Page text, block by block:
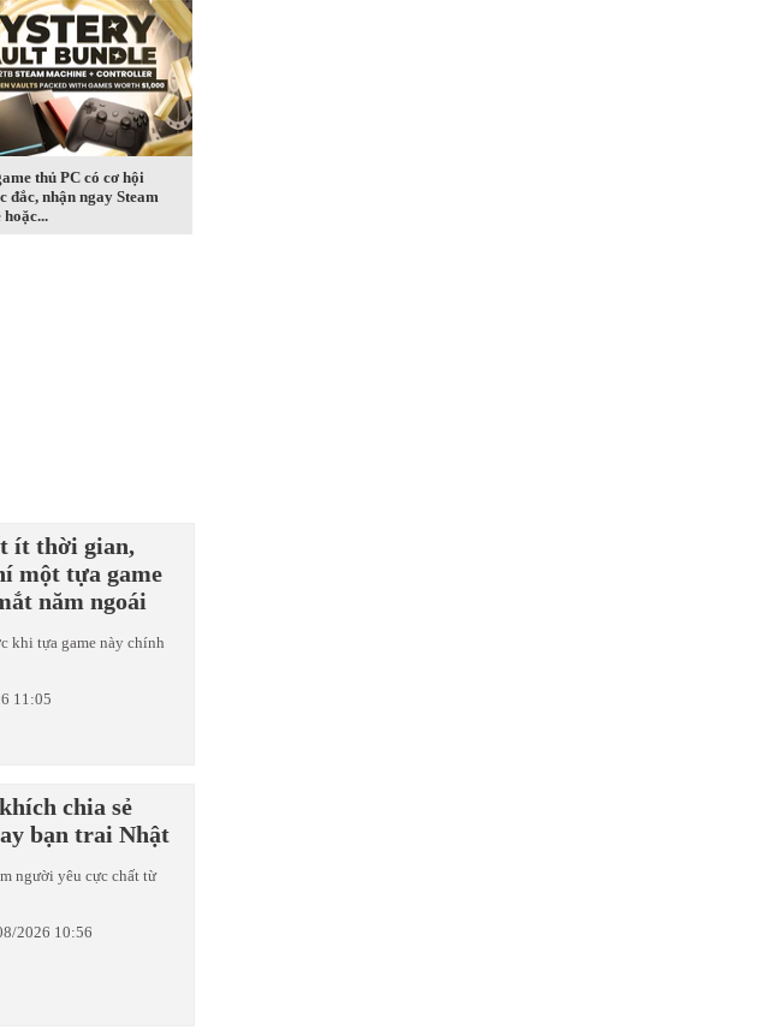
thủ PC có cơ hội
đắc, nhận ngay Steam
ít thời gian,
một tựa game
năm ngoái
khi tựa game này chính
11:05
chia sẻ
bạn trai Nhật
người yêu cực chất từ
2026 10:56